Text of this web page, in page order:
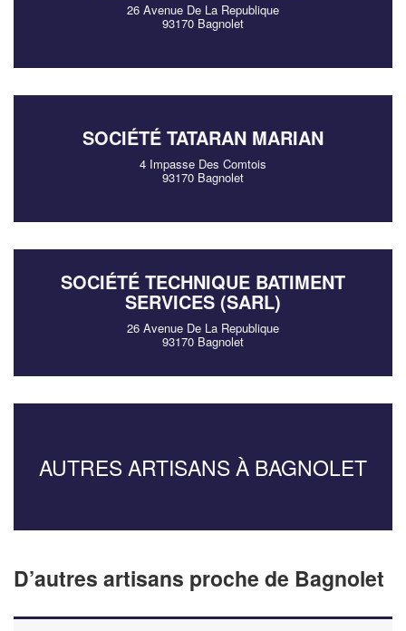
26 Avenue De La Republique
93170 Bagnolet
SOCIÉTÉ TATARAN MARIAN
4 Impasse Des Comtois
93170 Bagnolet
SOCIÉTÉ TECHNIQUE BATIMENT
SERVICES (SARL)
26 Avenue De La Republique
93170 Bagnolet
AUTRES ARTISANS À BAGNOLET
D’autres artisans proche de Bagnolet